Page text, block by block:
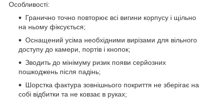
Особливості:
Гранично точно повторює всі вигини корпусу і щільно
на ньому фіксується;
Оснащений усіма необхідними вирізами для вільного
доступу до камери, портів і кнопок;
Зводить до мінімуму ризик появи серйозних
пошкоджень після падінь;
Шорстка фактура зовнішнього покриття не зберігає на
собі відбитки та не ковзає в руках;